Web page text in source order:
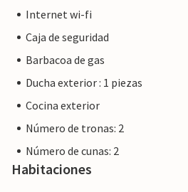
Internet wi-fi
Caja de seguridad
Barbacoa de gas
Ducha exterior : 1 piezas
Cocina exterior
Número de tronas: 2
Número de cunas: 2
Habitaciones